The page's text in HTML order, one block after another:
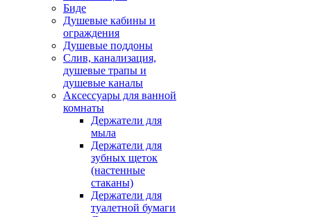
Биде
Душевые кабины и
ограждения
Душевые поддоны
Слив, канализация,
душевые трапы и
душевые каналы
Аксессуары для ванной
комнаты
Держатели для
мыла
Держатели для
зубных щеток
(настенные
стаканы)
Держатели для
туалетной бумаги